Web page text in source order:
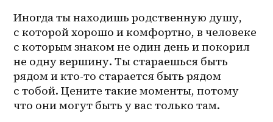
Иногда ты находишь родственную душу,
с которой хорошо и комфортно, в человеке
с которым знаком не один день и покорил
не одну вершину. Ты стараешься быть
рядом и кто-то старается быть рядом
с тобой. Цените такие моменты, потому
что они могут быть у вас только там.